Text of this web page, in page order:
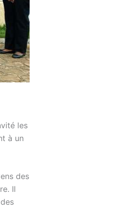
les
à un
des
Il